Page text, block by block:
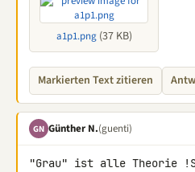
a1p1.png(37 KB)
Markierten Text zitieren
GN Günther N.(guenti)
"Grau" ist alle Theorie